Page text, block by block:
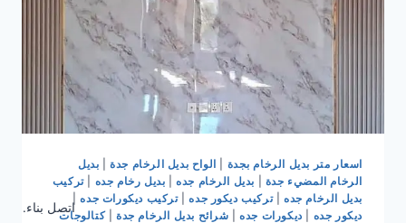
اسعار متر بديل الرخام بجدة الواح بديل الرخام جدة| بديل
الرخام المضيء جدة
بديل الرخام جده| بديل رخام جده |تركيب
بديل الرخام جده|تركيب ديكور جده|تركيب ديكورات جده|
ديكور جده
ديكورات جده| شرائح بديل الرخام جدة |كتالوجاتاتصل بناء.